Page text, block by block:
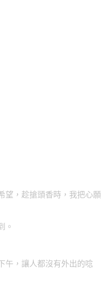
望，趁搶頭香時，我把心願
。
午，讓人都沒有外出的唸